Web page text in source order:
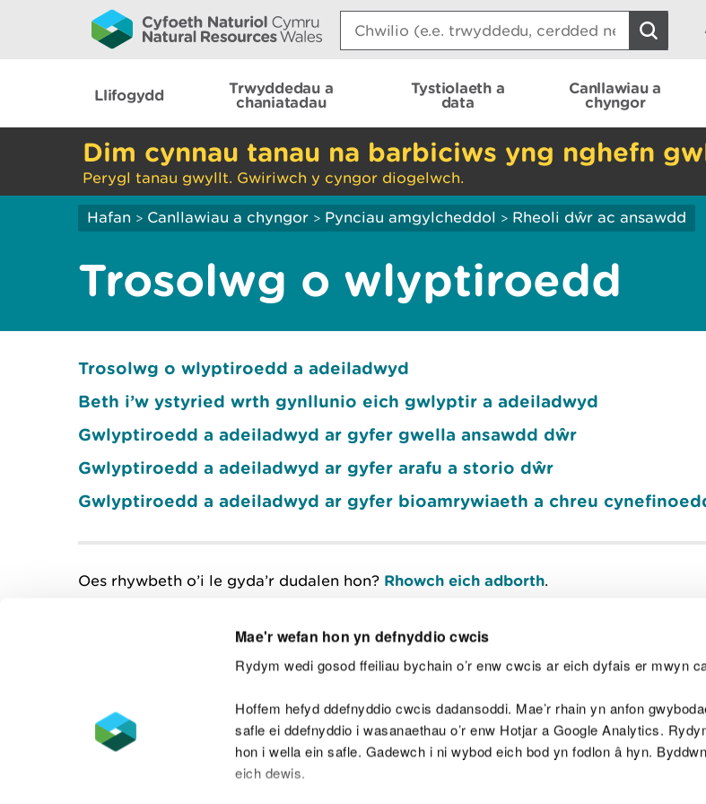
Mae'r wefan hon yn defnyddio cwcis
Rydym wedi gosod ffeiliau bychain o’r enw cwcis ar eich dyfais er mwyn
Hoffem hefyd ddefnyddio cwcis dadansoddi. Mae’r rhain yn anfon
safle ei ddefnyddio i wasanaethau o’r enw Hotjar a Google Analytics.
hon i wella ein safle. Gadewch i ni wybod eich bod yn fodlon â hyn.
eich dewis.
Search:
Llifogydd
Trwyddedau a
chaniatadau
Tystiolaeth a
data
Canllawiau a
chyngor
Dim cynnau tanau na barbiciws yng nghefn
Perygl tanau gwyllt. Gwiriwch y cyngor diogelwch.
Hafan > Canllawiau a chyngor > Pynciau amgylcheddol > Rheoli dŵr ac ansawdd
Trosolwg o wlyptiroedd
Trosolwg o wlyptiroedd a adeiladwyd
Beth i’w ystyried wrth gynllunio eich gwlyptir a adeiladwyd
Gwlyptiroedd a adeiladwyd ar gyfer gwella ansawdd dŵr
Gwlyptiroedd a adeiladwyd ar gyfer arafu a storio dŵr
Gwlyptiroedd a adeiladwyd ar gyfer bioamrywiaeth a chreu
Oes rhywbeth o’i le gyda’r dudalen hon? Rhowch eich adborth.
Datganiad hygyrchedd Safonau'r Gymraeg